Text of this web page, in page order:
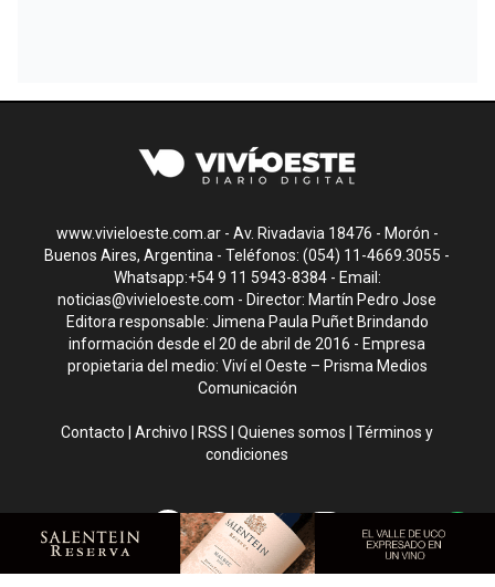
www.vivieloeste.com.ar - Av. Rivadavia 18476 - Morón -
Buenos Aires, Argentina - Teléfonos: (054) 11-4669.3055 -
Whatsapp:+54 9 11 5943-8384 - Email:
noticias@vivieloeste.com - Director: Martín Pedro Jose
Editora responsable: Jimena Paula Puñet Brindando
información desde el 20 de abril de 2016 - Empresa
propietaria del medio: Viví el Oeste – Prisma Medios
Comunicación
Contacto |Archivo RSS |Quienes somos |Términos y
condiciones